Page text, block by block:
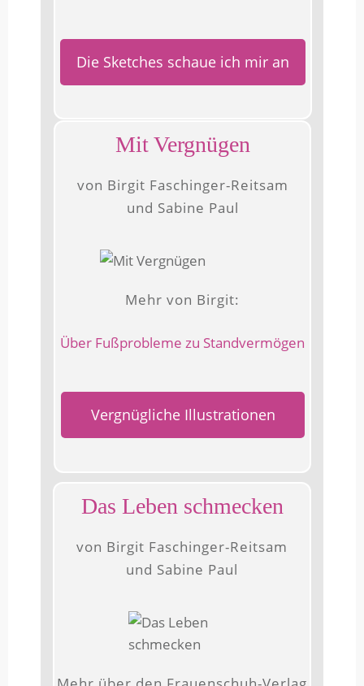
Die Sketches schaue ich mir an
Mit Vergnügen
von Birgit Faschinger-Reitsam
und Sabine Paul
Mehr von Birgit:
Über Fußprobleme zu Standvermögen
Vergnügliche Illustrationen
Das Leben schmecken
von Birgit Faschinger-Reitsam
und Sabine Paul